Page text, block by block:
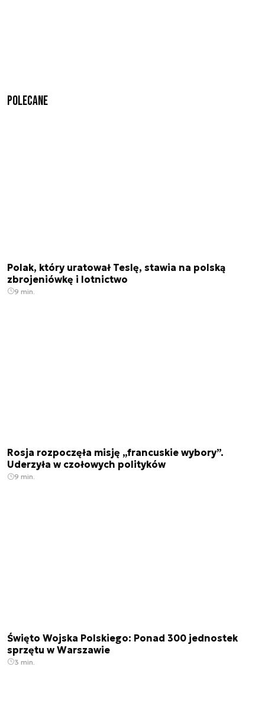
Polecane
Polak, który uratował Teslę, stawia na polską
zbrojeniówkę i lotnictwo
9 min.
Rosja rozpoczęła misję „francuskie wybory”.
Uderzyła w czołowych polityków
9 min.
Święto Wojska Polskiego: Ponad 300 jednostek
sprzętu w Warszawie
3 min.